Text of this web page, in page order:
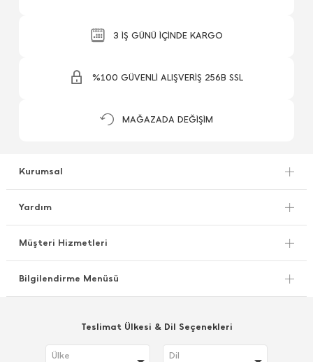
3 İŞ GÜNÜ İÇİNDE KARGO
%100 GÜVENLİ ALIŞVERİŞ 256B SSL
MAĞAZADA DEĞİŞİM
Kurumsal
Yardım
Müşteri Hizmetleri
Bilgilendirme Menüsü
Teslimat Ülkesi & Dil Seçenekleri
Ülke Dil